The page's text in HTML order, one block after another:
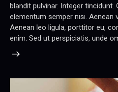
blandit pulvinar. Integer tincidunt.
elementum semper nisi. Aenean
Aenean leo ligula, porttitor eu,
enim. Sed ut perspiciatis, unde